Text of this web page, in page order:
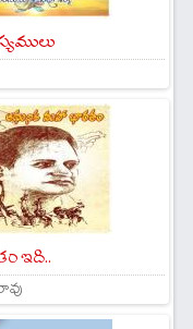
ఇది..